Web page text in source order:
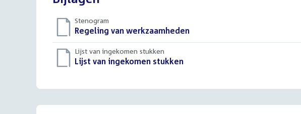
Stenogram
Download
bestand:
Regeling van werkzaamheden
Lijst van ingekomen stukken
Download
Lijst van ingekomen stukken